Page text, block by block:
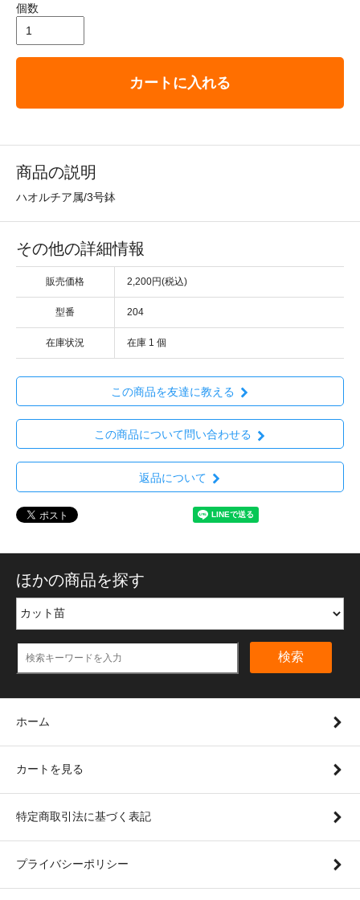
個数
カートに入れる
商品の説明
ハオルチア属/3号鉢
その他の詳細情報
販売価格 2,200円(税込)
型番 204
在庫状況 在庫 1 個
この商品を友達に教える
この商品について問い合わせる
返品について
ほかの商品を探す
検索
ホーム
カートを見る
特定商取引法に基づく表記
プライバシーポリシー